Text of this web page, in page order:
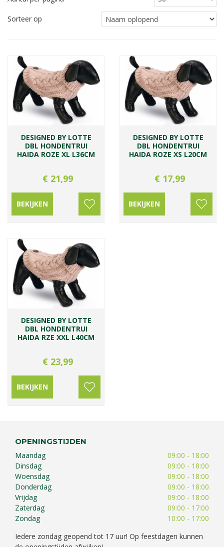
Sorteer op
DESIGNED BY LOTTE
DBL HONDENTRUI
HAIDA ROZE XL L36CM
€ 21,99
BEKIJKEN
DESIGNED BY LOTTE
DBL HONDENTRUI
HAIDA ROZE XS L20CM
€ 17,99
BEKIJKEN
DESIGNED BY LOTTE
DBL HONDENTRUI
HAIDA RZE XXL L40CM
€ 23,99
BEKIJKEN
OPENINGSTIJDEN
Maandag
09:00 - 18:00
Dinsdag
09:00 - 18:00
Woensdag
09:00 - 18:00
Donderdag
09:00 - 18:00
Vrijdag
09:00 - 18:00
Zaterdag
09:00 - 17:00
Zondag
10:00 - 17:00
Iedere zondag geopend tot 17 uur! Op feestdagen kunnen